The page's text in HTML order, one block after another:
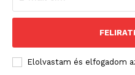
Elolvastam és elfogadom